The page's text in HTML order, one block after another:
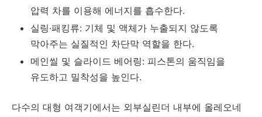
압력 차를 이용해 에너지를 흡수한다.
실링·패킹류: 기체 및 액체가 누출되지 않도록
막아주는 실질적인 차단막 역할을 한다.
메인씰 및 슬라이드 베어링: 피스톤의 움직임을
유도하고 밀착성을 높인다.
다수의 대형 여객기에서는 외부실린더 내부에 올레오네